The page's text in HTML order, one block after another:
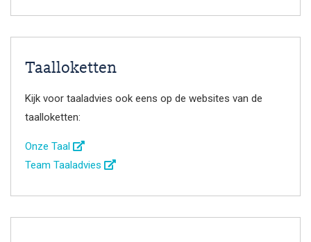
Taalloketten
Kijk voor taaladvies ook eens op de websites van de
taalloketten:
Onze Taal
Team Taaladvies